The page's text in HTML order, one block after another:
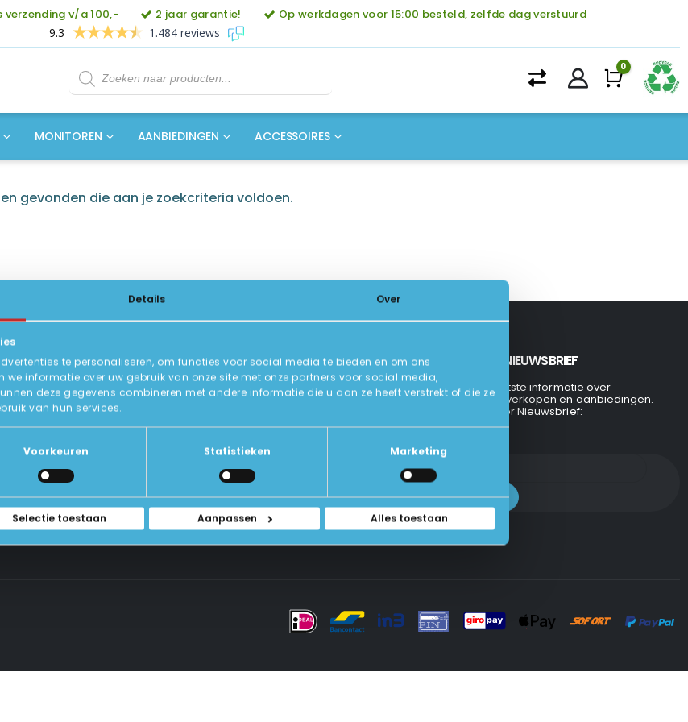
Details Over
te personaliseren, om functies voor social media te bieden en om ons
we informatie over uw gebruik van onze site met onze partners voor social media,
deze gegevens combineren met andere informatie die u aan ze heeft verstrekt of die ze
van hun services.
Voorkeuren Statistieken Marketing
Selectie toestaan Aanpassen Alles toestaan
verzending v/a 100,- 2 jaar garantie!
Op werkdagen voor 15:00 besteld, zelfde dag verstuurd
9.3
1.484 reviews
Producten
zoeken
0
MONITOREN AANBIEDINGEN ACCESSOIRES
gevonden die aan je zoekcriteria voldoen.
INFORMATIE
Over Ons
U-Pas
Contact Met Ons Opnemen
INSCHRIJVEN NIEUWSBRIEF
Ontvang de laatste informatie over
evenementen, verkopen en aanbiedingen.
Aanmelden voor Nieuwsbrief: